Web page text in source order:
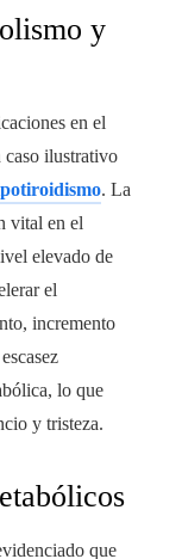
y
en el
caso ilustrativo
. La
vital en el
elevado de
el
incremento
lo que
y tristeza.
que